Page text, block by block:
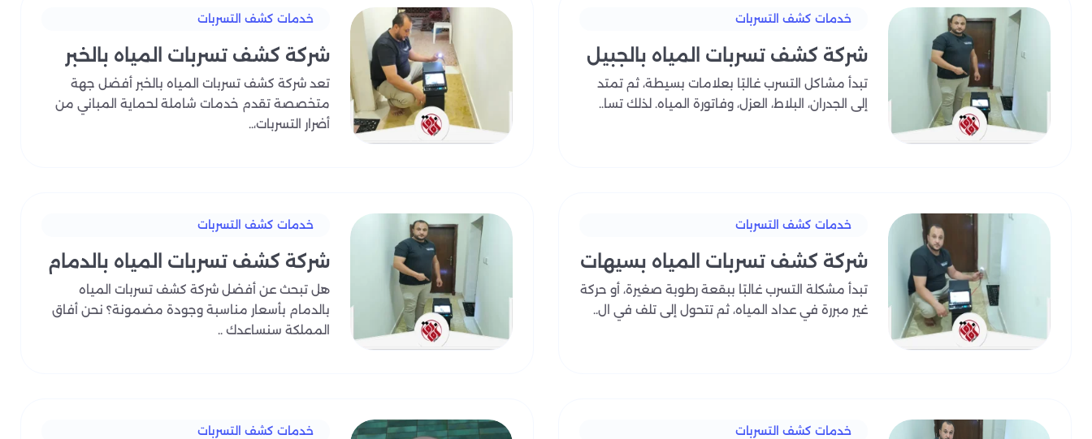
خدمات كشف التسربات
شركة كشف تسربات المياه بالجبيل
تبدأ مشاكل التسرب غالبًا بعلامات بسيطة، ثم تمتد
إلى الجدران، البلاط، العزل، وفاتورة المياه. لذلك تسا..
خدمات كشف التسربات
شركة كشف تسربات المياه بالخبر
تعد شركة كشف تسربات المياه بالخبر أفضل جهة
متخصصة تقدم خدمات شاملة لحماية المباني من
أضرار التسربات،..
خدمات كشف التسربات
شركة كشف تسربات المياه بسيهات
تبدأ مشكلة التسرب غالبًا ببقعة رطوبة صغيرة، أو حركة
غير مبررة في عداد المياه، ثم تتحول إلى تلف في ال..
خدمات كشف التسربات
شركة كشف تسربات المياه بالدمام
هل تبحث عن أفضل شركة كشف تسربات المياه
بالدمام بأسعار مناسبة وجودة مضمونة؟ نحن أفاق
المملكة سنساعدك ..
خدمات كشف التسربات خدمات كشف التسربات